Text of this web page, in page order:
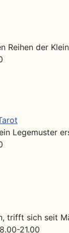
Reihen der
Legemuster
trifft sich seit
21.00